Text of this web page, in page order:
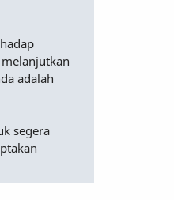
adalah
segera